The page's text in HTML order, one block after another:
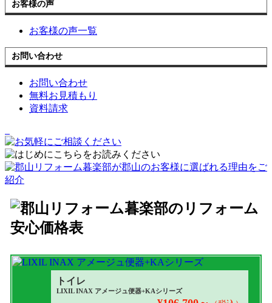
お客様の声
お客様の声一覧
お問い合わせ
お問い合わせ
無料お見積もり
資料請求
トイレ
LIXIL INAX アメージュ便器+KAシリーズ